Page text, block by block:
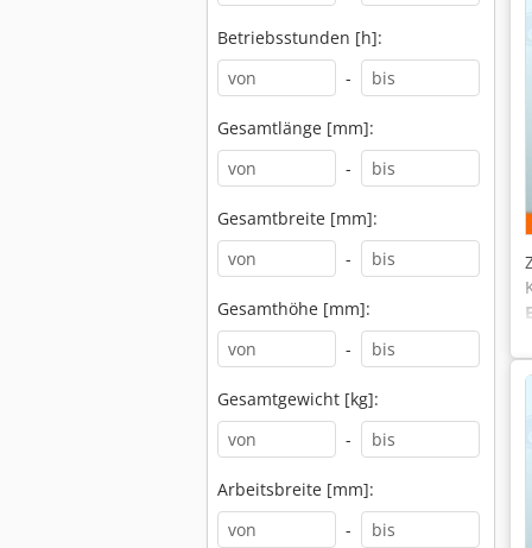
Betriebsstunden [h]:
-
Gesamtlänge [mm]:
-
Gesamtbreite [mm]:
-
Gesamthöhe [mm]:
-
Gesamtgewicht [kg]:
-
Arbeitsbreite [mm]:
-